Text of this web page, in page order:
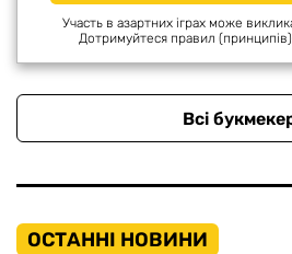
Участь в азартних іграх може
Дотримуйтеся правил (принципів)
Всі
ОСТАННІ НОВИНИ